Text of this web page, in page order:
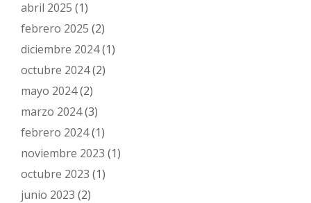
abril 2025 (1)
febrero 2025 (2)
diciembre 2024(1)
octubre 2024(2)
mayo 2024(2)
marzo 2024(3)
febrero 2024(1)
noviembre 2023 (1)
octubre 2023 (1)
junio 2023 (2)